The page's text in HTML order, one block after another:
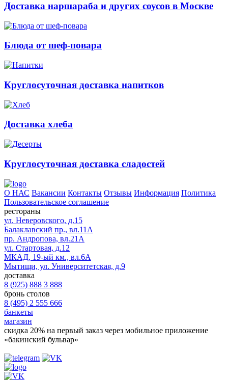
Доставка наршараба и других соусов в Москве
Блюда от шеф-повара
Круглосуточная доставка напитков
Доставка хлеба
Круглосуточная доставка сладостей
О НАС Вакансии Контакты Отзывы Информация Политика
Пользовательское соглашение
рестораны
ул. Неверовского, д.15
Балаклавский пр., вл.11А
пр. Андропова, вл.21А
ул. Стартовая, д.12
МКАД, 19-ый км., вл.6А
Мытищи, ул. Университетская, д.9
доставка
8 (925) 888 3 888
бронь столов
8 (495) 2 555 666
банкеты
магазин
скидка 20% на первый заказ через мобильное приложение
«бакинский бульвар»